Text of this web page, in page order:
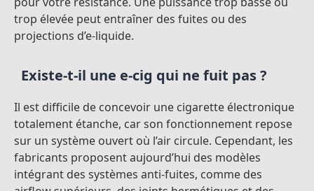
trop élevée peut entraîner des fuites ou des
projections d’e-liquide.
Existe-t-il une e-cig qui ne fuit pas ?
Il est difficile de concevoir une cigarette électronique
totalement étanche, car son fonctionnement repose
sur un système ouvert où l’air circule. Cependant, les
fabricants proposent aujourd’hui des modèles
intégrant des systèmes anti-fuites, comme des